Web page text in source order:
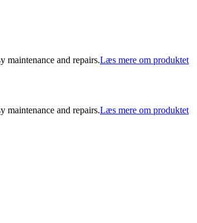
and repairs.Læs mere om produktet
and repairs.Læs mere om produktet